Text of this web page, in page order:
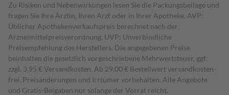
Zu Risiken und Nebenwirkungen lesen Sie die Packungsbeilage und
fragen Sie Ihre Ärztin, Ihren Arzt oder in Ihrer Apotheke. AVP:
Üblicher Apothekenverkaufspreis berechnet nach der
Arzneimittelpreisverordnung. UVP: Unverbindliche
Preisempfehlung des Herstellers. Die angegebenen Preise
beinhalten die gesetzlich vorgeschriebene Mehrwertsteuer, ggf.
zzgl. 3,95 € Versandkosten. Ab 29,00 € Bestell­wert versand­kosten­
frei. Preisänderungen und Irrtümer vorbehalten. Alle Angebote
und Gratis-Beigaben nur solange der Vorrat reicht.